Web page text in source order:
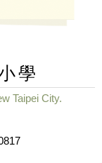
學
Taipei City.